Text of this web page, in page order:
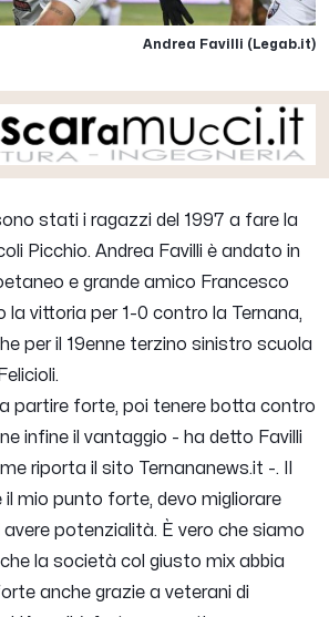
Andrea Favilli (Legab.it)
stati i ragazzi del 1997 a fare la
Picchio. Andrea Favilli è andato in
e grande amico Francesco
la vittoria per 1-0 contro la Ternana,
per il 19enne terzino sinistro scuola
.
partire forte, poi tenere botta contro
infine il vantaggio - ha detto Favilli
riporta il sito Ternananews.it -.
mio punto forte, devo migliorare
potenzialità. È vero che siamo
la società col giusto mix abbia
anche grazie a veterani di